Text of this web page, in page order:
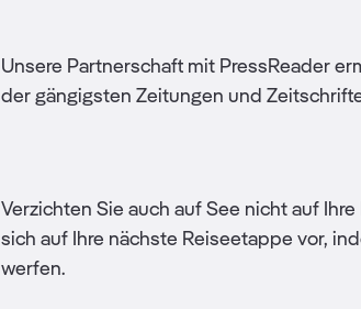
Unsere Partnerschaft mit PressReader
der gängigsten Zeitungen und
Verzichten Sie auch auf See nicht auf
sich auf Ihre nächste Reiseetappe vor,
werfen.